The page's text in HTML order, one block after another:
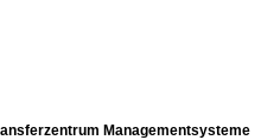
Managementsysteme